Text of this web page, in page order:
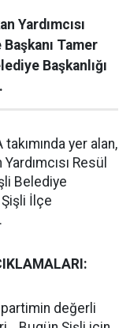
Yardımcısı
Tamer
Başkanlığı
yer alan,
Resül
Belediye
Şişli İlçe
partimin değerli